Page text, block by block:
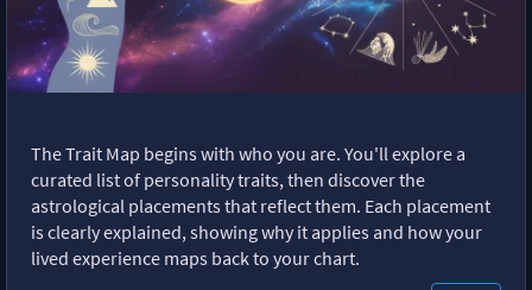
The Trait Map begins with who you are. You'll explore a
curated list of personality traits, then discover the
astrological placements that reflect them. Each placement
is clearly explained, showing why it applies and how your
lived experience maps back to your chart.